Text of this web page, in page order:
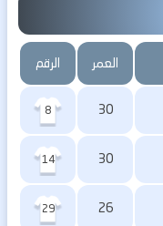
العمر الرقم
30
8
30
14
26
29